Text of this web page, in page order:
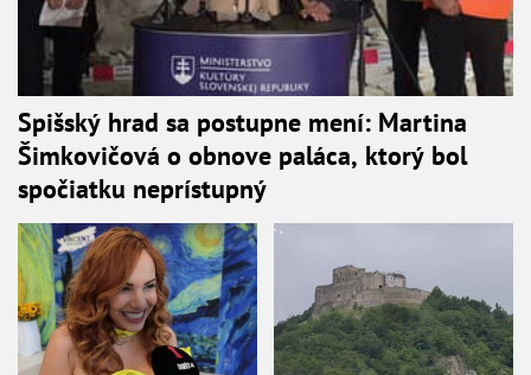
Spišský hrad sa postupne mení: Martina
Šimkovičová o obnove paláca, ktorý bol
spočiatku neprístupný